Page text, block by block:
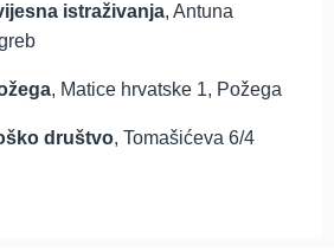
istraživanja, Antuna
, Matice hrvatske 1, Požega
društvo, Tomašićeva 6/4